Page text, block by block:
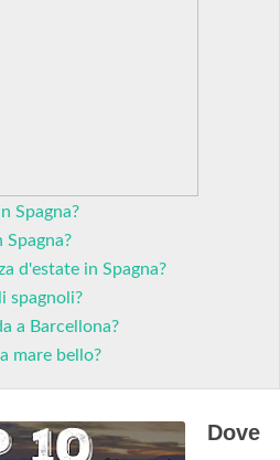
Spagna?
Spagna?
d'estate in Spagna?
spagnoli?
a Barcellona?
mare bello?
Dove